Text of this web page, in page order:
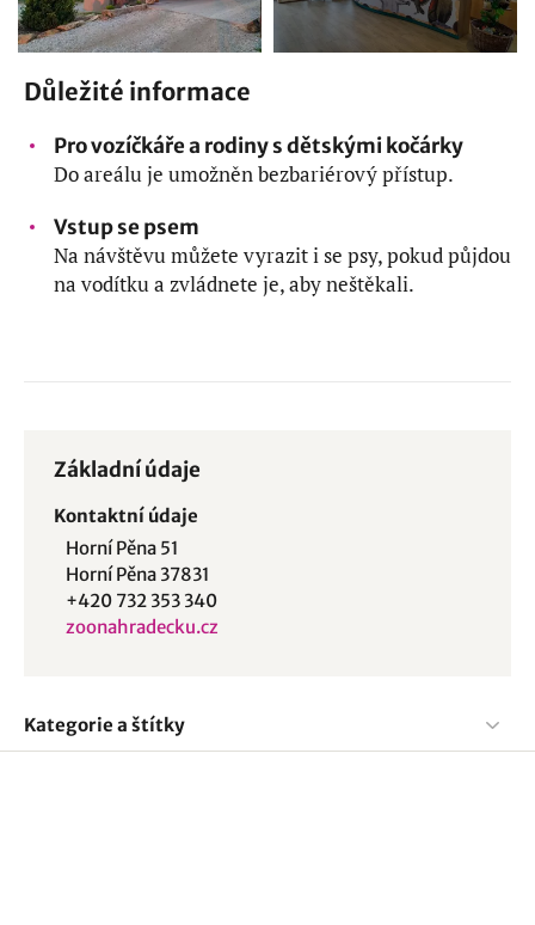
Důležité informace
Pro vozíčkáře a rodiny s dětskými kočárky
Do areálu je umožněn bezbariérový přístup.
Vstup se psem
Na návštěvu můžete vyrazit i se psy, pokud půjdou
na vodítku a zvládnete je, aby neštěkali.
Základní údaje
Kontaktní údaje
Horní Pěna 51
Horní Pěna 37831
+420 732 353 340
zoonahradecku.cz
Kategorie a štítky